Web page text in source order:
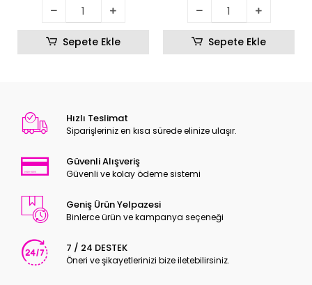
Sepete Ekle Sepete Ekle
Hızlı Teslimat
Siparişleriniz en kısa sürede elinize ulaşır.
Güvenli Alışveriş
Güvenli ve kolay ödeme sistemi
Geniş Ürün Yelpazesi
Binlerce ürün ve kampanya seçeneği
7 / 24 DESTEK
Öneri ve şikayetlerinizi bize iletebilirsiniz.